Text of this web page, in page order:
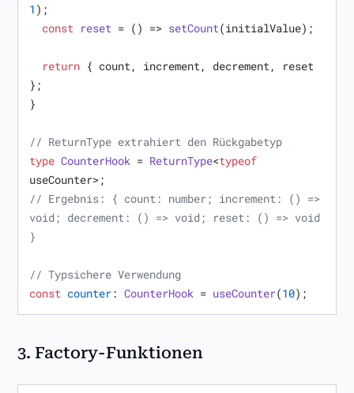
1 );
const reset = ( ) => setCount(initialValue);
return { count, increment, decrement, reset
};
}
// ReturnType extrahiert den Rückgabetyp
type CounterHook = ReturnType<typeof
// Ergebnis: { count: number; increment: () =>
void; decrement: () => void; reset: () => void
}
// Typsichere Verwendung
const counter: CounterHook = useCounter(10);
3. Factory-Funktionen